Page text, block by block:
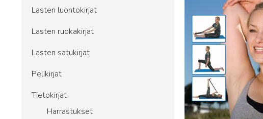
Lasten luontokirjat
Lasten ruokakirjat
Lasten satukirjat
Pelikirjat
Tietokirjat
Harrastukset